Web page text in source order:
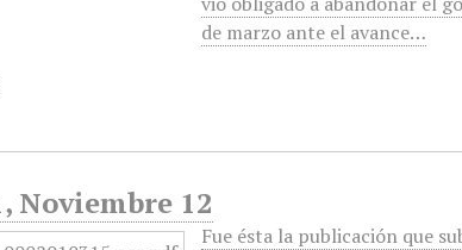
de marzo ante el avance…
Noviembre 12
Fue ésta la publicación que